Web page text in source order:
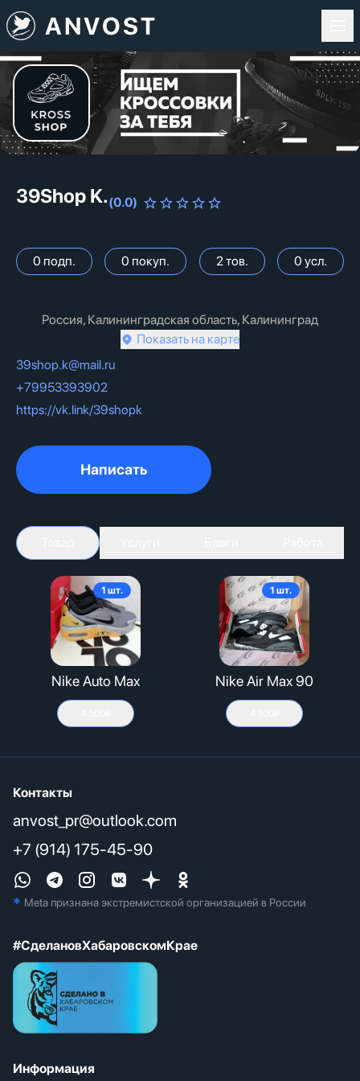
ANVOST
39Shop K.(0.0)
0 подп. 0 покуп. 2тов. 0 усл.
Россия, Калининградская область, Калининград
Показать на карте
39shop.k@mail.ru
+79953393902
https://vk.link/39shopk
Написать
1 шт.
Nike Auto Max
1 шт.
Nike Air Max 90
Контакты
anvost_pr@outlook.com
+7 (914) 175-45-90
* Meta признана экстремистcкой организацией в России
#СделановХабаровскомКрае
Информация